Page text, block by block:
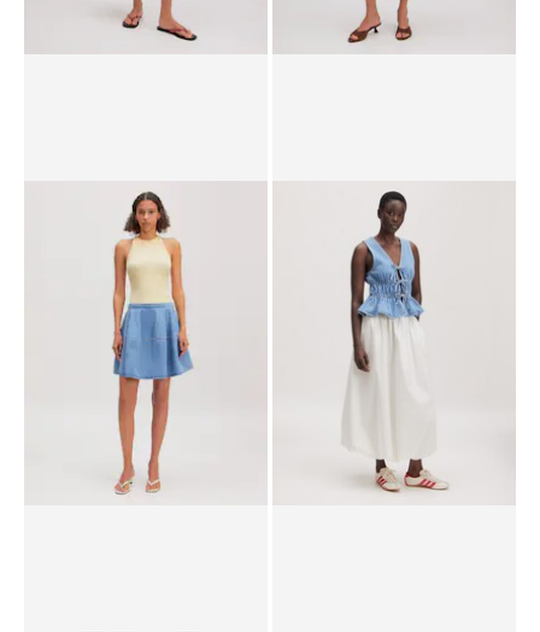
Overall 'Noel'
CHF 89.90CHF 62.90 CHF 89.90CHF 62.90